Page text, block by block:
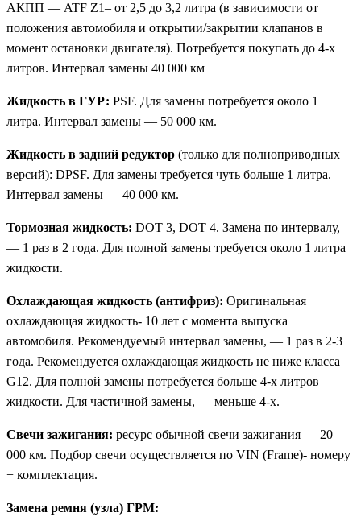
АКПП — ATF Z1– от 2,5 до 3,2 литра (в зависимости от
положения автомобиля и открытии/закрытии клапанов в
момент остановки двигателя). Потребуется покупать до 4-х
литров. Интервал замены 40 000 км
Жидкость в ГУР: PSF. Для замены потребуется около 1
литра. Интервал замены — 50 000 км.
Жидкость в задний редуктор (только для полноприводных
версий): DPSF. Для замены требуется чуть больше 1 литра.
Интервал замены — 40 000 км.
Тормозная жидкость: DOT 3, DOT 4. Замена по интервалу,
— 1 раз в 2 года. Для полной замены требуется около 1 литра
жидкости.
Охлаждающая жидкость (антифриз): Оригинальная
охлаждающая жидкость- 10 лет с момента выпуска
автомобиля. Рекомендуемый интервал замены, — 1 раз в 2-3
года. Рекомендуется охлаждающая жидкость не ниже класса
G12. Для полной замены потребуется больше 4-х литров
жидкости. Для частичной замены, — меньше 4-х.
Свечи зажигания: ресурс обычной свечи зажигания — 20
000 км. Подбор свечи осуществляется по VIN (Frame)- номеру
+ комплектация.
Замена ремня (узла) ГРМ: